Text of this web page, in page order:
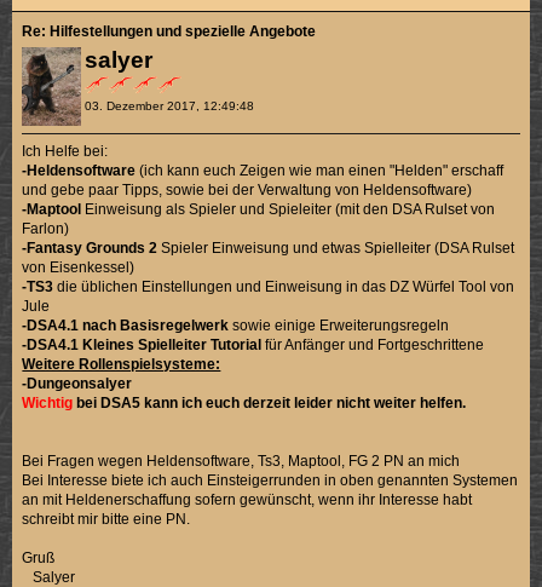
salyer
03. Dezember 2017, 12:49:48
Re: Hilfestellungen und spezielle Angebote
Ich Helfe bei:
-Heldensoftware (ich kann euch Zeigen wie man einen "Helden" erschaff
und gebe paar Tipps, sowie bei der Verwaltung von Heldensoftware)
-Maptool Einweisung als Spieler und Spieleiter (mit den DSA Rulset von
Farlon)
-Fantasy Grounds 2 Spieler Einweisung und etwas Spielleiter (DSA Rulset
von Eisenkessel)
-TS3 die üblichen Einstellungen und Einweisung in das DZ Würfel Tool von
Jule
-DSA4.1 nach Basisregelwerksowie einige Erweiterungsregeln
-DSA4.1 Kleines Spielleiter Tutorial für Anfänger und Fortgeschrittene
Weitere Rollenspielsysteme:
-Dungeonsalyer
Wichtigbei DSA5 kann ich euch derzeit leider nicht weiter helfen.
Bei Fragen wegen Heldensoftware, Ts3, Maptool, FG 2 PN an mich
Bei Interesse biete ich auch Einsteigerrunden in oben genannten Systemen
an mit Heldenerschaffung sofern gewünscht, wenn ihr Interesse habt
schreibt mir bitte eine PN.
Gruß
Salyer